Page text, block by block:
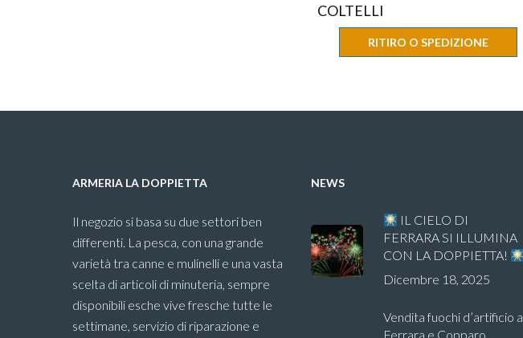
COLTELLI
RITIRO O SPEDIZIONE
ARMERIA LA DOPPIETTA
Il negozio si basa su due settori ben
differenti. La pesca, con una grande
varietà tra canne e mulinelli e una vasta
scelta di articoli di minuteria, sempre
disponibili esche vive fresche tutte le
settimane, servizio di riparazione e
NEWS
IL CIELO DI
FERRARA SI ILLUMINA
CON LA DOPPIETTA!
Dicembre 18, 2025
Vendita fuochi d’artificio a
Ferrara e Copparo.